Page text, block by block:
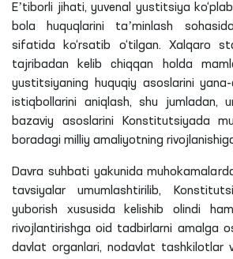
Eʼtiborli jihati, yuvenal
yustitsiya
bola huquqlarini taʼminlash
sifatida ko‘rsatib o‘tilgan. Xalqaro
tajribadan kelib chiqqan holda
yustitsiyaning huquqiy asoslarini
istiqbollarini aniqlash, shu jumladan,
bazaviy asoslarini Konstitutsiyada
boradagi milliy amaliyotning
Davra suhbati yakunida
tavsiyalar umumlashtirilib,
yuborish xususida kelishib olindi
rivojlantirishga oid tadbirlarni amalga
davlat organlari, nodavlat tashkilotlar